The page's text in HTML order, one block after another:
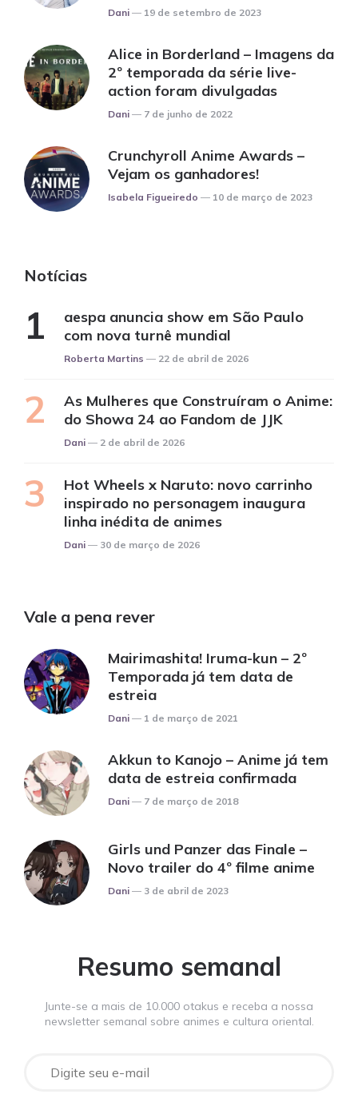
Posted
Dani 19 de setembro de 2023
Alice in Borderland – Imagens da
2º temporada da série live-
action foram divulgadas
Posted
Dani 7 de junho de 2022
Crunchyroll Anime Awards –
Vejam os ganhadores!
Posted
Isabela Figueiredo 10 de março de 2023
Notícias
aespa anuncia show em São Paulo
com nova turnê mundial
Posted
Roberta Martins 22 de abril de 2026
As Mulheres que Construíram o Anime:
do Showa 24 ao Fandom de JJK
Posted
Dani 2 de abril de 2026
Hot Wheels x Naruto: novo carrinho
inspirado no personagem inaugura
linha inédita de animes
Posted
Dani 30 de março de 2026
Vale a pena rever
Mairimashita! Iruma-kun – 2º
Temporada já tem data de
estreia
Posted
Dani 1 de março de 2021
Akkun to Kanojo – Anime já tem
data de estreia confirmada
Posted
Dani 7 de março de 2018
Girls und Panzer das Finale –
Novo trailer do 4º filme anime
Posted
Dani 3 de abril de 2023
Resumo semanal
Junte-se a mais de 10.000 otakus e receba a nossa
newsletter semanal sobre animes e cultura oriental.